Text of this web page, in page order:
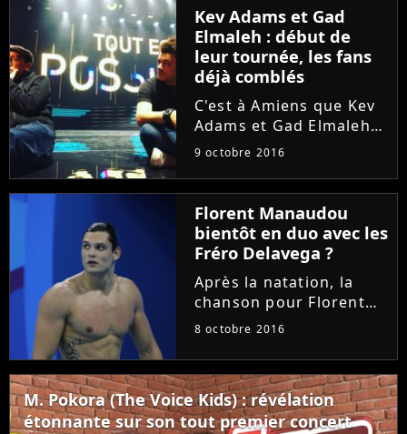
fait son coming out.
Kev Adams et Gad
Elmaleh : début de
leur tournée, les fans
déjà comblés
C'est à Amiens que Kev
Adams et Gad Elmaleh
ont débuté leur tournée
possible" ce samedi 8
octobre 2016. Et à en
croire les premières
réactions sur Twitter,
les...
9 octobre 2016
Florent Manaudou
bientôt en duo avec les
Fréro Delavega ?
Après la natation, la
chanson pour Florent
Manaudou avec les
champion Olympique ne
cache pas son rêve de
devenir une rock star.
8 octobre 2016
M. Pokora (The Voice Kids) : révélation
étonnante sur son tout premier concert